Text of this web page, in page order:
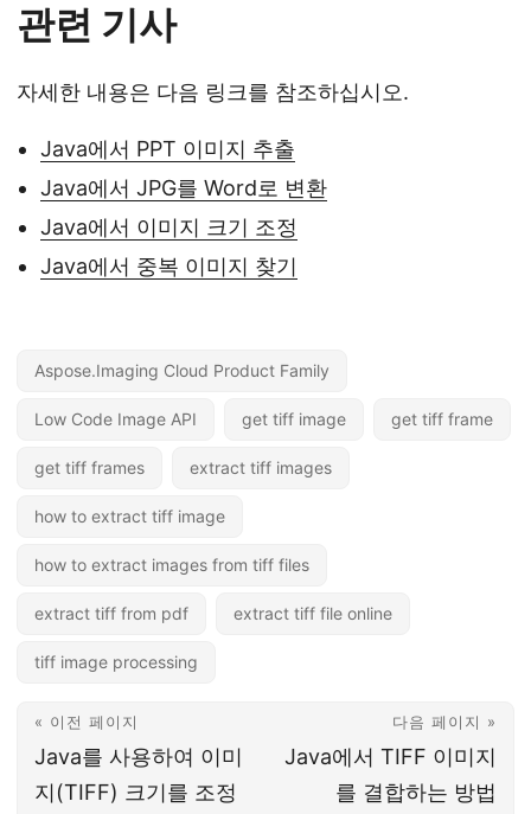
관련 기사
자세한 내용은 다음 링크를 참조하십시오.
Java에서 PPT 이미지 추출
Java에서 JPG를 Word로 변환
Java에서 이미지 크기 조정
Java에서 중복 이미지 찾기
Aspose.Imaging Cloud Product Family
Low Code Image API get tiff image get tiff frame
get tiff frames extract tiff images
how to extract tiff image
how to extract images from tiff files
extract tiff from pdf extract tiff file online
tiff image processing
« 이전 페이지
Java를 사용하여 이미
지(TIFF) 크기를 조정
다음 페이지 »
Java에서 TIFF 이미지
를 결합하는 방법